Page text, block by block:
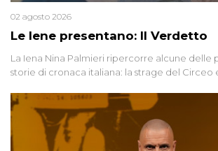
Le Iene presentano: Il Verdetto
02 agosto 2026
La Iena Nina Palmieri ripercorre alcune delle
storie di cronaca italiana: la strage del Circeo